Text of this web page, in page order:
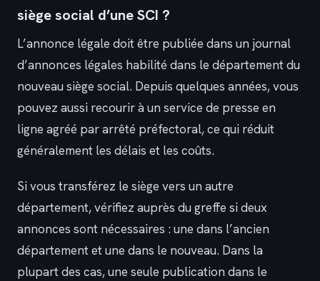
siège social d’une SCI ?
L’annonce légale doit être publiée dans un journal
d’annonces légales habilité dans le département du
nouveau siège social. Depuis quelques années, vous
pouvez aussi recourir à un service de presse en
ligne agréé par arrêté préfectoral, ce qui réduit
généralement les délais et les coûts.
Si vous transférez le siège vers un autre
département, vérifiez auprès du greffe si deux
annonces sont nécessaires : une dans l’ancien
département et une dans le nouveau. Dans la
plupart des cas, une seule publication dans le